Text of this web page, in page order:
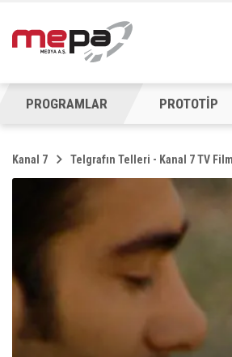
PROGRAMLAR PROTOTİP
Kanal 7 Telgrafın Telleri - Kanal 7 TV